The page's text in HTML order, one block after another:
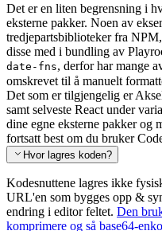
Det er en liten begrensning i
eksterne pakker. Noen av
tredjepartsbiblioteker fra
disse med i bundling av
date-fns, derfor har mange
omskrevet til å manuelt
Det som er tilgjengelig er
samt selveste React under
dine egne eksterne pakker og
fortsatt best om du bruker
Hvor lagres koden?
Kodesnuttene lagres ikke
URL'en som bygges opp &
endring i editor feltet. Den
komprimere og så base64-